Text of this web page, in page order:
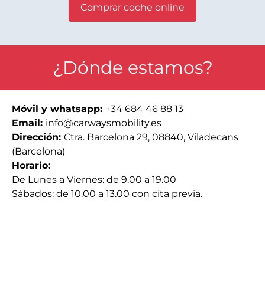
Comprar coche online
¿Dónde estamos?
Móvil y whatsapp: +34 684 46 88 13
Email: info@carwaysmobility.es
Dirección: Ctra. Barcelona 29, 08840, Viladecans
(Barcelona)
Horario:
De Lunes a Viernes: de 9.00 a 19.00
Sábados: de 10.00 a 13.00 con cita previa.